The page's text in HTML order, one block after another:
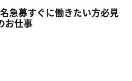
急募すぐに働きたい方必見
お仕事